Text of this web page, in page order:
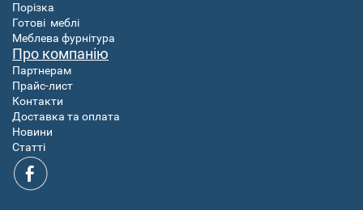
Порізка
Готові меблі
Меблева фурнітура
Про компанію
Партнерам
Прайс-лист
Контакти
Доставка та оплата
Новини
Статті